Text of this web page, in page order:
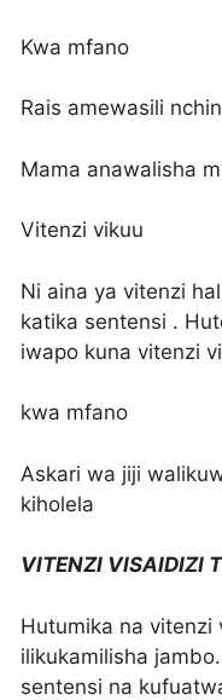
Kwa mfano
Rais amewasili
Mama anawalisha
Vitenzi vikuu
Ni aina ya vitenzi
katika sentensi .
iwapo kuna vitenzi
kwa mfano
Askari wa jiji
kiholela
VITENZI VISAIDIZI
Hutumika na vitenzi
ilikukamilisha
sentensi na